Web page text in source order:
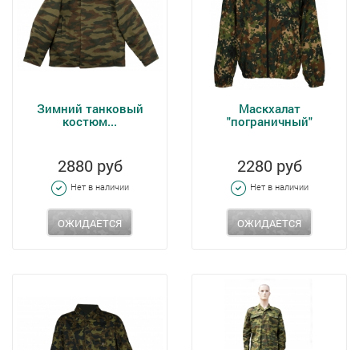
Зимний танковый
костюм...
2880 руб
Нет в наличии
ОЖИДАЕТСЯ
Маскхалат
"пограничный"
2280 руб
Нет в наличии
ОЖИДАЕТСЯ